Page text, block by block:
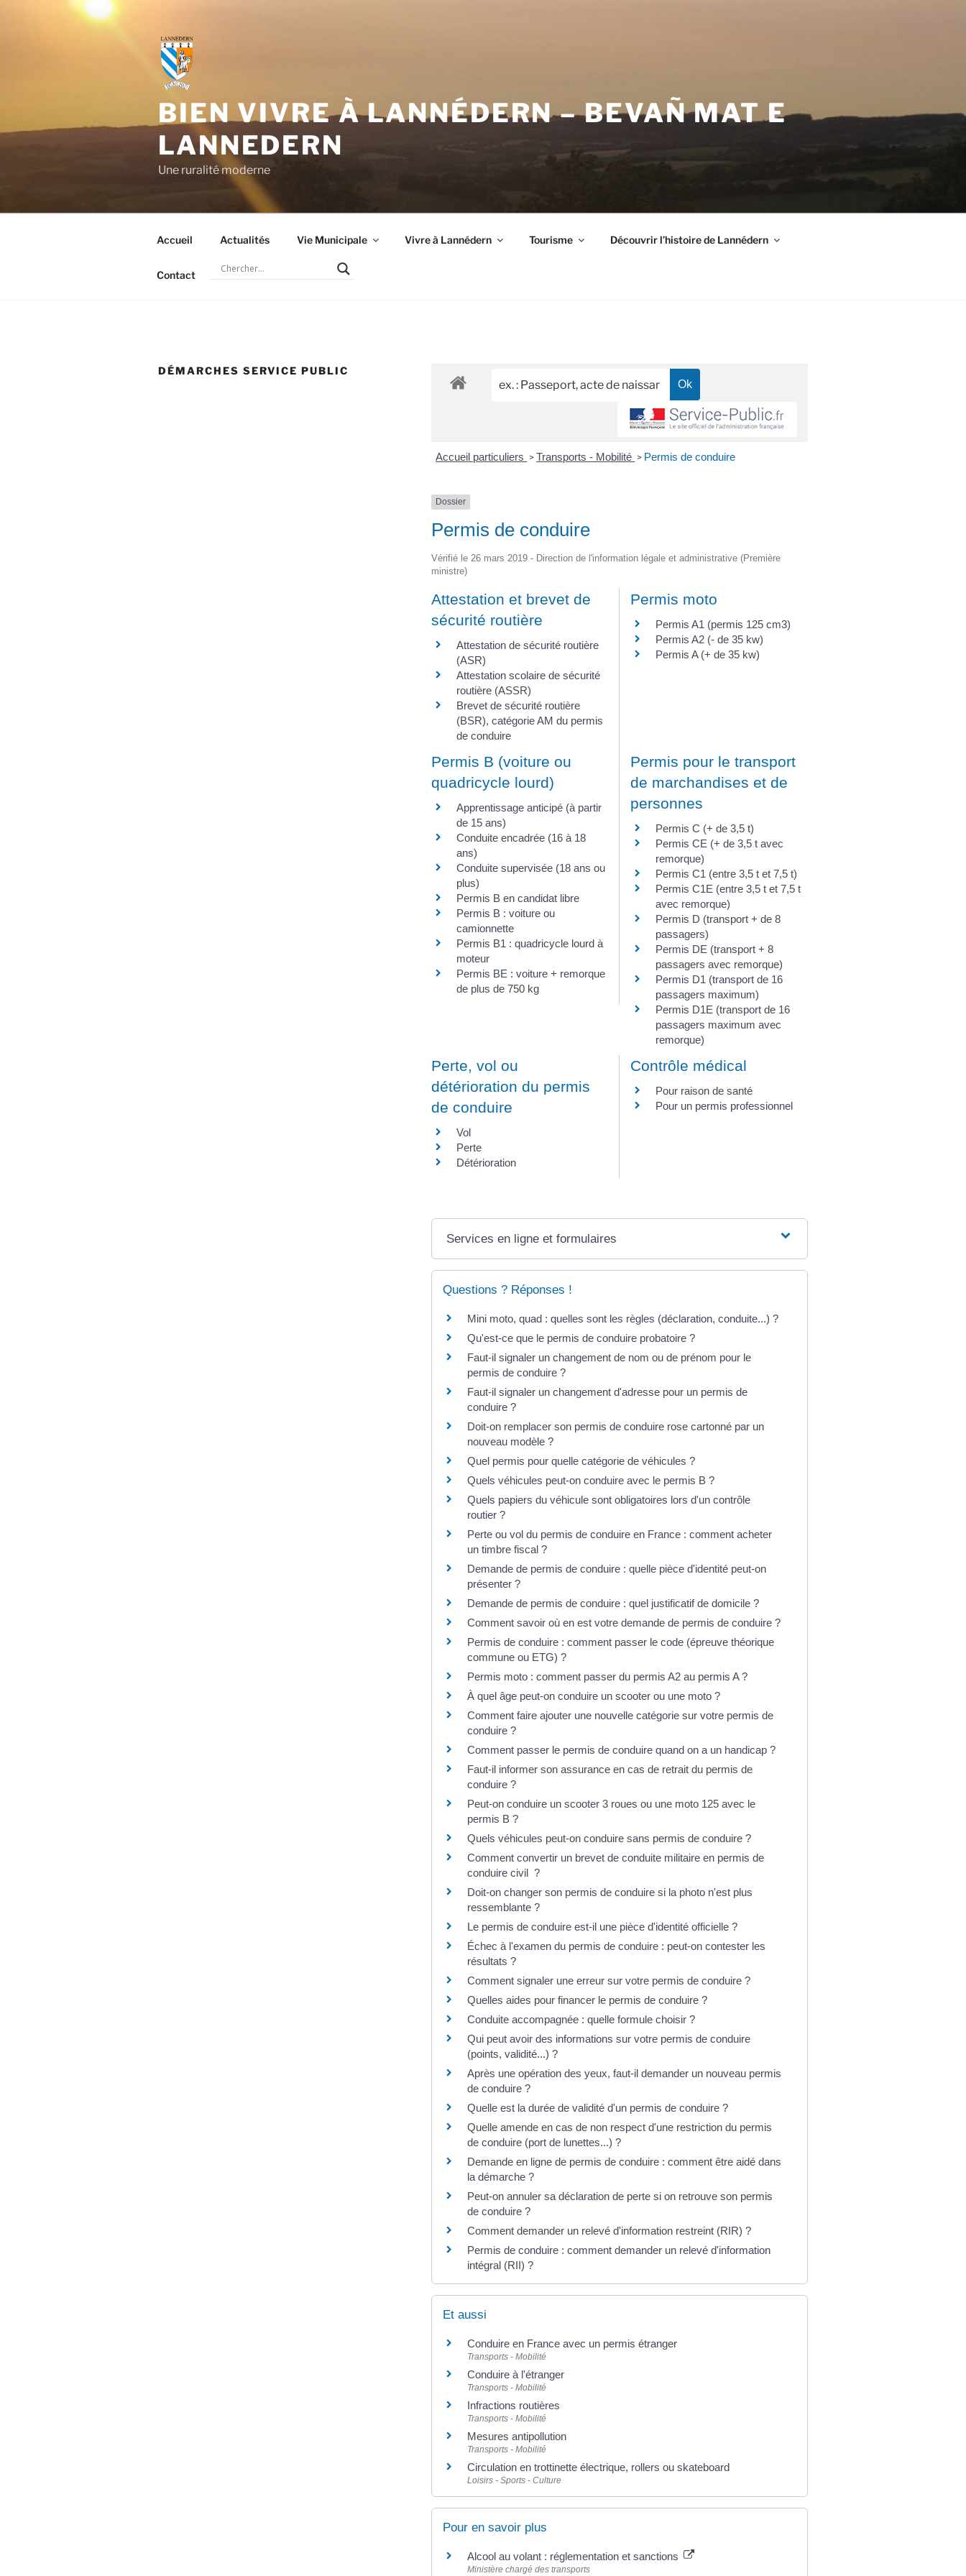
BIEN VIVRE À LANNÉDERN – BEVAÑ MAT E
LANNEDERN
Une ruralité moderne
Accueil Actualités Vie Municipale Vivre à Lannédern Tourisme Découvrir l’histoire de Lannédern
Contact
DÉMARCHES SERVICE PUBLIC
Accueil particuliers >Transports - Mobilité > Permis de conduire
Dossier
Permis de conduire
Vérifié le 26 mars 2019 - Direction de l'information légale et administrative (Première
ministre)
Attestation et brevet de
sécurité routière
Attestation de sécurité routière
(ASR)
Attestation scolaire de sécurité
routière (ASSR)
Brevet de sécurité routière
(BSR), catégorie AM du permis
de conduire
Permis moto
Permis A1 (permis 125 cm3)
Permis A2 (- de 35 kw)
Permis A (+ de 35 kw)
Permis B (voiture ou
quadricycle lourd)
Apprentissage anticipé (à partir
de 15 ans)
Conduite encadrée (16 à 18
ans)
Conduite supervisée (18 ans ou
plus)
Permis B en candidat libre
Permis B : voiture ou
camionnette
Permis B1 : quadricycle lourd à
moteur
Permis BE : voiture + remorque
de plus de 750 kg
Permis pour le transport
de marchandises et de
personnes
Permis C (+ de 3,5 t)
Permis CE (+ de 3,5 t avec
remorque)
Permis C1 (entre 3,5 t et 7,5 t)
Permis C1E (entre 3,5 t et 7,5 t
avec remorque)
Permis D (transport + de 8
passagers)
Permis DE (transport + 8
passagers avec remorque)
Permis D1 (transport de 16
passagers maximum)
Permis D1E (transport de 16
passagers maximum avec
remorque)
Perte, vol ou
détérioration du permis
de conduire
Vol
Perte
Détérioration
Contrôle médical
Pour raison de santé
Pour un permis professionnel
Services en ligne et formulaires
Questions ? Réponses !
Mini moto, quad : quelles sont les règles (déclaration, conduite...) ?
Qu'est-ce que le permis de conduire probatoire ?
Faut-il signaler un changement de nom ou de prénom pour le
permis de conduire ?
Faut-il signaler un changement d'adresse pour un permis de
conduire ?
Doit-on remplacer son permis de conduire rose cartonné par un
nouveau modèle ?
Quel permis pour quelle catégorie de véhicules ?
Quels véhicules peut-on conduire avec le permis B ?
Quels papiers du véhicule sont obligatoires lors d'un contrôle
routier ?
Perte ou vol du permis de conduire en France : comment acheter
un timbre fiscal ?
Demande de permis de conduire : quelle pièce d'identité peut-on
présenter ?
Demande de permis de conduire : quel justificatif de domicile ?
Comment savoir où en est votre demande de permis de conduire ?
Permis de conduire : comment passer le code (épreuve théorique
commune ou ETG) ?
Permis moto : comment passer du permis A2 au permis A ?
À quel âge peut-on conduire un scooter ou une moto ?
Comment faire ajouter une nouvelle catégorie sur votre permis de
conduire ?
Comment passer le permis de conduire quand on a un handicap ?
Faut-il informer son assurance en cas de retrait du permis de
conduire ?
Peut-on conduire un scooter 3 roues ou une moto 125 avec le
permis B ?
Quels véhicules peut-on conduire sans permis de conduire ?
Comment convertir un brevet de conduite militaire en permis de
conduire civil ?
Doit-on changer son permis de conduire si la photo n'est plus
ressemblante ?
Le permis de conduire est-il une pièce d'identité officielle ?
Échec à l'examen du permis de conduire : peut-on contester les
résultats ?
Comment signaler une erreur sur votre permis de conduire ?
Quelles aides pour financer le permis de conduire ?
Conduite accompagnée : quelle formule choisir ?
Qui peut avoir des informations sur votre permis de conduire
(points, validité...) ?
Après une opération des yeux, faut-il demander un nouveau permis
de conduire ?
Quelle est la durée de validité d'un permis de conduire ?
Quelle amende en cas de non respect d'une restriction du permis
de conduire (port de lunettes...) ?
Demande en ligne de permis de conduire : comment être aidé dans
la démarche ?
Peut-on annuler sa déclaration de perte si on retrouve son permis
de conduire ?
Comment demander un relevé d'information restreint (RIR) ?
Permis de conduire : comment demander un relevé d'information
intégral (RII) ?
Et aussi
Conduire en France avec un permis étranger
Transports - Mobilité
Conduire à l'étranger
Transports - Mobilité
Infractions routières
Transports - Mobilité
Mesures antipollution
Transports - Mobilité
Circulation en trottinette électrique, rollers ou skateboard
Loisirs - Sports - Culture
Pour en savoir plus
Alcool au volant : réglementation et sanctions
Ministère chargé des transports